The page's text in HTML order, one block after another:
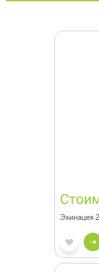
Эхинацея